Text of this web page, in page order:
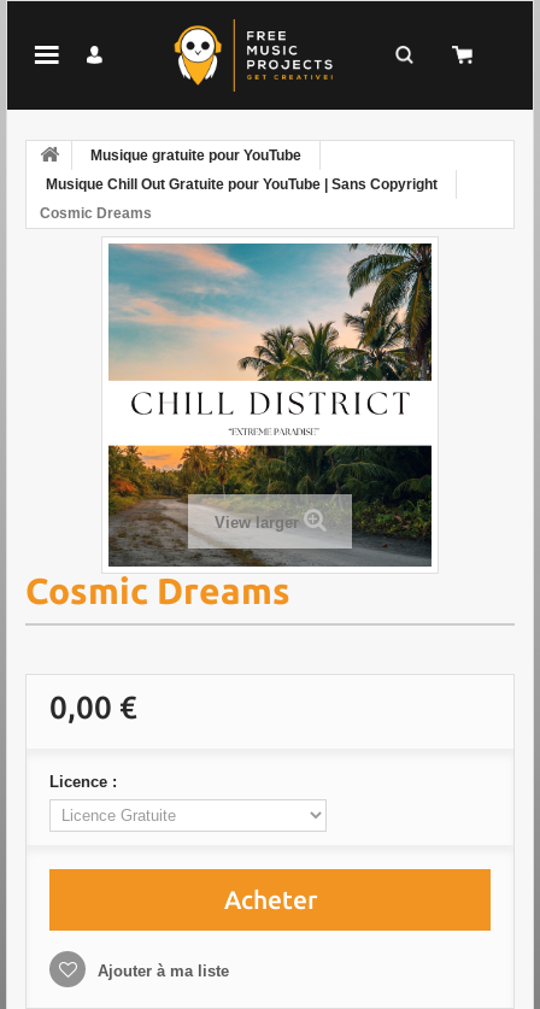
Musique gratuite pour YouTube
Musique Chill Out Gratuite pour YouTube | Sans Copyright
Cosmic Dreams
View larger
Cosmic Dreams
0,00 €
Licence :
Acheter
Ajouter à ma liste